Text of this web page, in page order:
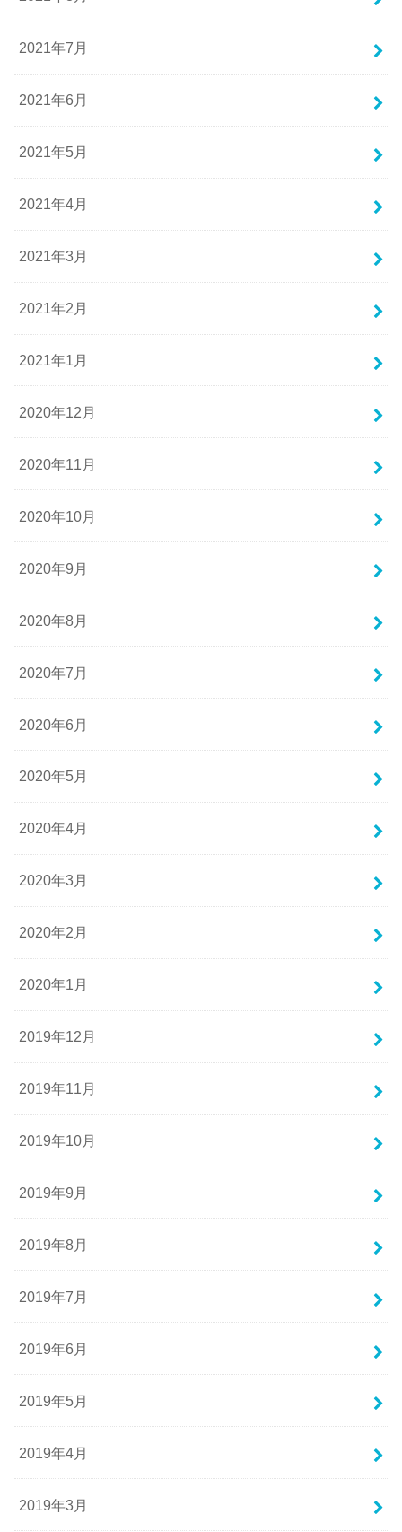
2021年7月
2021年6月
2021年5月
2021年4月
2021年3月
2021年2月
2021年1月
2020年12月
2020年11月
2020年10月
2020年9月
2020年8月
2020年7月
2020年6月
2020年5月
2020年4月
2020年3月
2020年2月
2020年1月
2019年12月
2019年11月
2019年10月
2019年9月
2019年8月
2019年7月
2019年6月
2019年5月
2019年4月
2019年3月